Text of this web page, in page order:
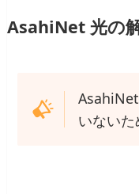
AsahiNet 光の
いないた